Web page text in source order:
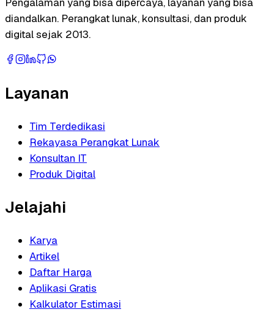
diandalkan. Perangkat lunak, konsultasi, dan produk
digital sejak 2013.
Layanan
Tim Terdedikasi
Rekayasa Perangkat Lunak
Konsultan IT
Produk Digital
Jelajahi
Karya
Artikel
Daftar Harga
Aplikasi Gratis
Kalkulator Estimasi